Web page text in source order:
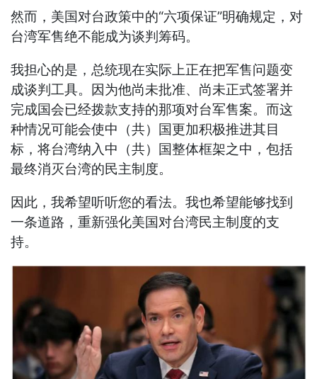
然而，美国对台政策中的“六项保证”明确规定，对
台湾军售绝不能成为谈判筹码。
我担心的是，总统现在实际上正在把军售问题变
成谈判工具。因为他尚未批准、尚未正式签署并
完成国会已经拨款支持的那项对台军售案。而这
种情况可能会使中（共）国更加积极推进其目
标，将台湾纳入中（共）国整体框架之中，包括
最终消灭台湾的民主制度。
因此，我希望听听您的看法。我也希望能够找到
一条道路，重新强化美国对台湾民主制度的支
持。